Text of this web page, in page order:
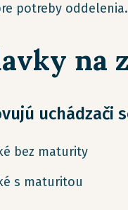
potreby oddelenia.
na
uchádzači
bez maturity
s maturitou